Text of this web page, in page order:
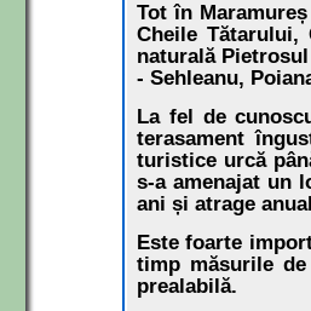
Tot în
Cheile Tătarului,
naturală
- Sehleanu,
La fel de
terasament
turistice urcă
s-a amenajat un
ani și atrage
Este foarte
timp măsurile
prealabilă.